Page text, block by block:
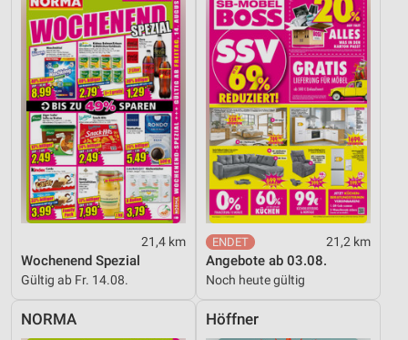
21,4 km
Wochenend Spezial
Gültig ab Fr. 14.08.
21,2 km
Angebote ab 03.08.
Noch heute gültig
NORMA Höffner
Entwicklung und Verbesserung der Angebote
Verwendung reduzierter Daten zur Auswahl von
Inhalten
IAB-Besonderheiten:
Verwendung genauer Standortdaten
Geräte anhand von aktiv angeforderten
Informationen identifizieren
Nicht-IAB-Verarbeitungszwecke:
Performance
Funktional